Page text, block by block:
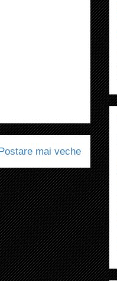
mai veche